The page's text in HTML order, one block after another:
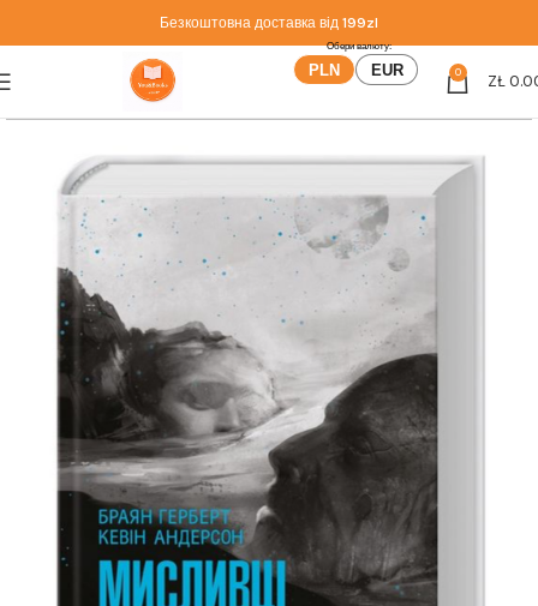
Безкоштовна доставка від 199zl
PLN EUR 0 ZŁ